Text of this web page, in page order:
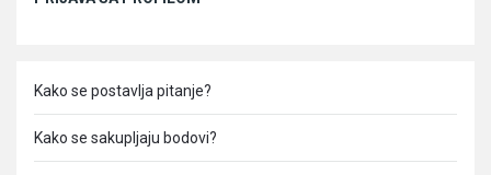
Kako se postavlja pitanje?
Kako se sakupljaju bodovi?